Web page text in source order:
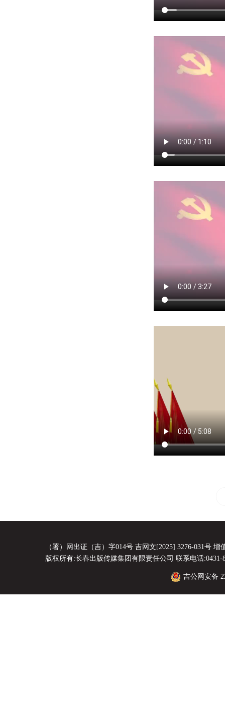
（署）网出证（吉）字014号 吉网文[2025] 3276-031号
版权所有:长春出版传媒集团有限责任公司 联系电话:0431-
吉公网安备